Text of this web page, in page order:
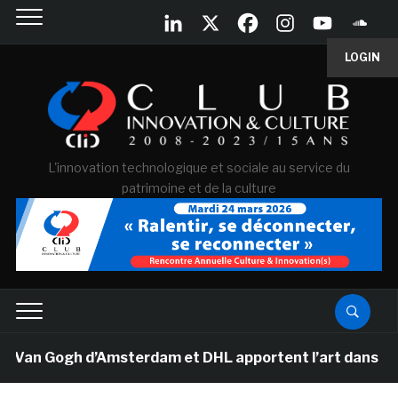
LOGIN
L'innovation technologique et sociale au service du
patrimoine et de la culture
Van Gogh d’Amsterdam et DHL apportent l’art dans